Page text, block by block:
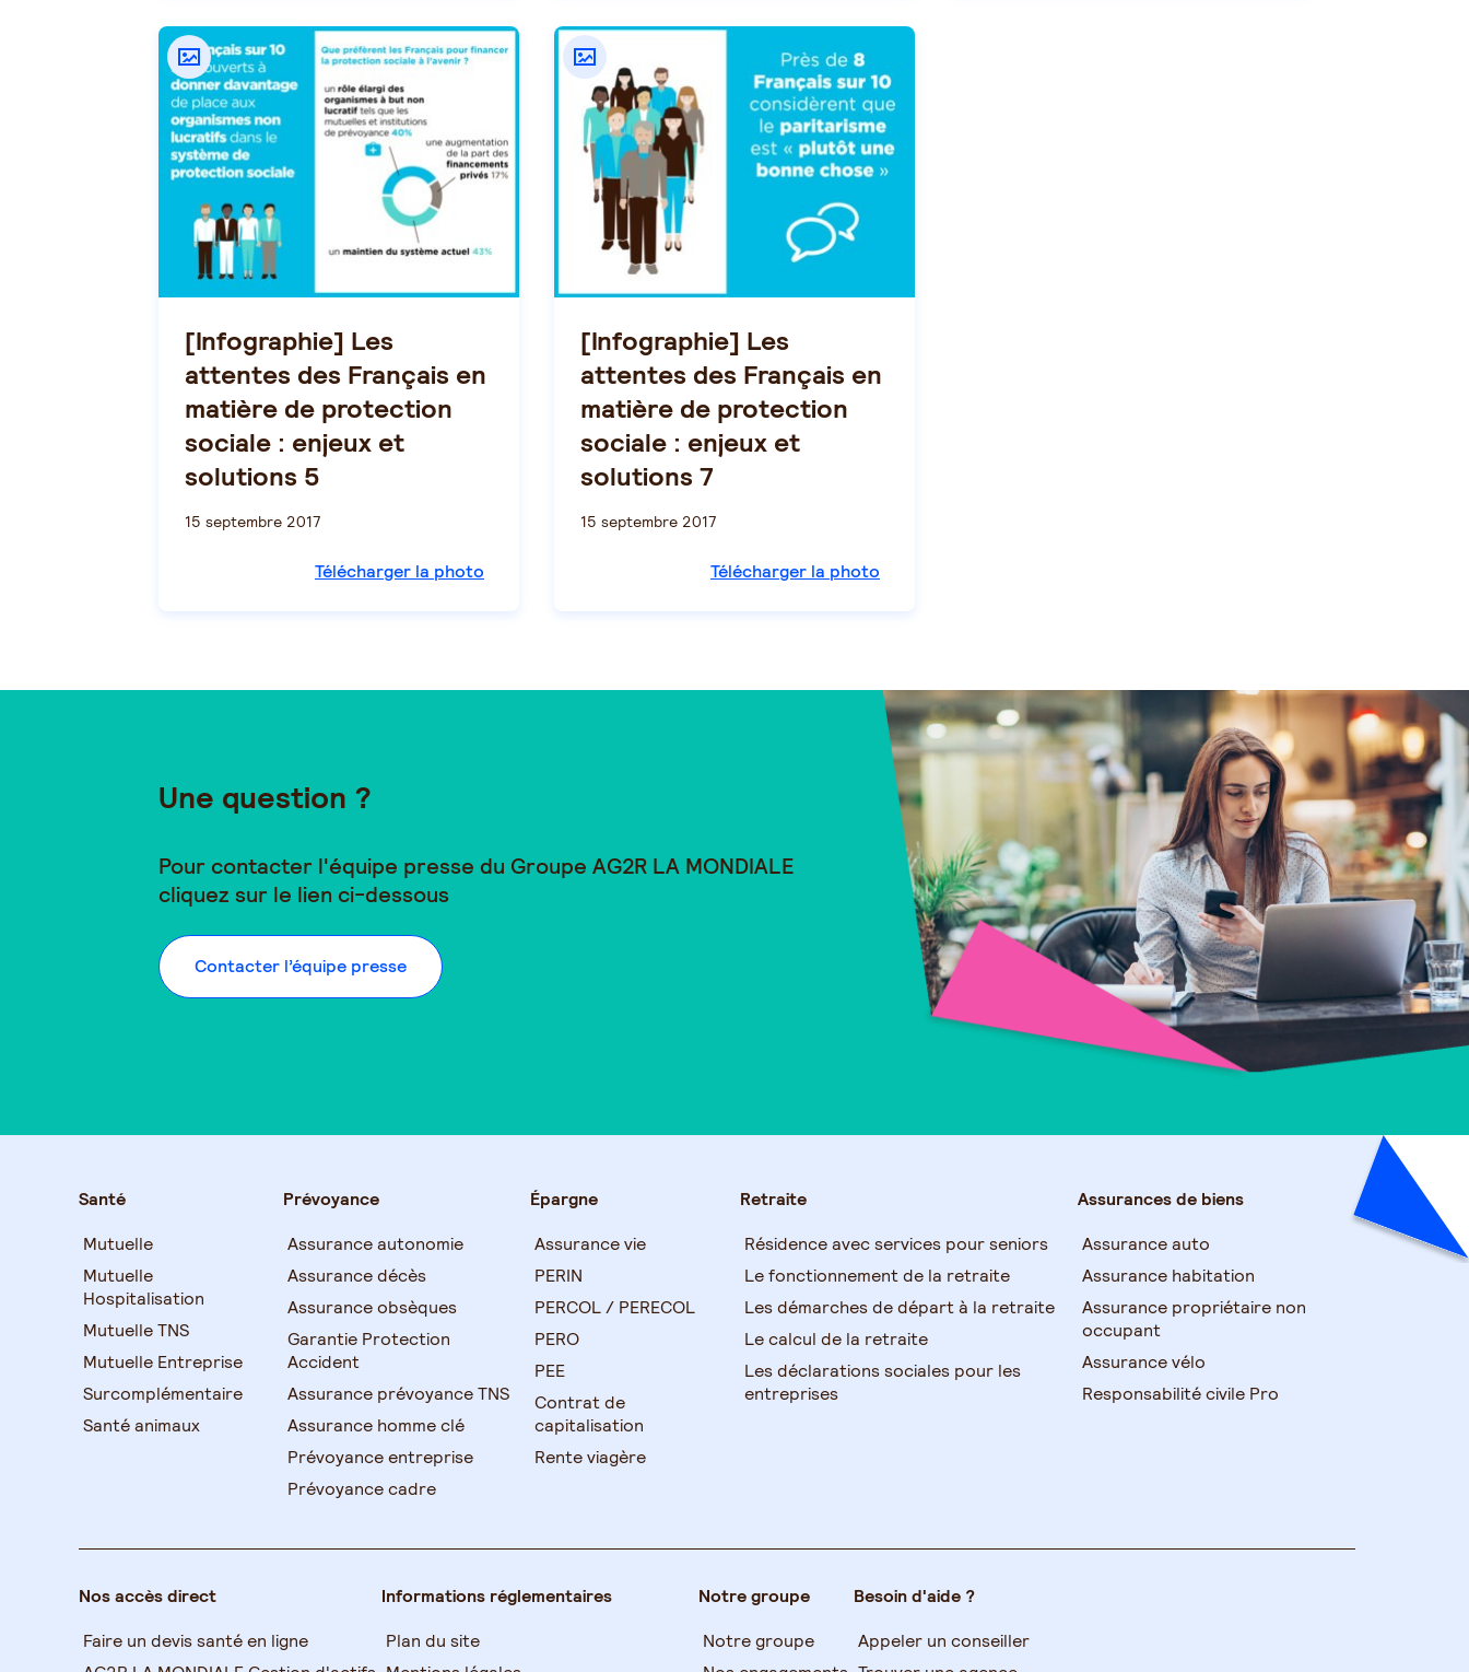
[Infographie] Les
attentes des Français en
matière de protection
sociale : enjeux et
solutions 5
15 septembre 2017
Télécharger la photo
[Infographie] Les
attentes des Français en
matière de protection
sociale : enjeux et
solutions 7
15 septembre 2017
Télécharger la photo
Une question ?
Pour contacter l'équipe presse du Groupe AG2R LA MONDIALE
cliquez sur le lien ci-dessous
Contacter l’équipe presse
Santé
Mutuelle
Mutuelle
Hospitalisation
Mutuelle TNS
Mutuelle Entreprise
Surcomplémentaire
Santé animaux
Prévoyance
Assurance autonomie
Assurance décès
Assurance obsèques
Garantie Protection
Accident
Assurance prévoyance TNS
Assurance homme clé
Prévoyance entreprise
Prévoyance cadre
Épargne
Assurance vie
PERIN
PERCOL / PERECOL
PERO
PEE
Contrat de
capitalisation
Rente viagère
Retraite
Résidence avec services pour seniors
Le fonctionnement de la retraite
Les démarches de départ à la retraite
Le calcul de la retraite
Les déclarations sociales pour les
entreprises
Assurances de biens
Assurance auto
Assurance habitation
Assurance propriétaire non
occupant
Assurance vélo
Responsabilité civile Pro
Nos accès direct
Faire un devis santé en ligne
Informations réglementaires
Plan du site
Notre groupe
Notre groupe
Besoin d'aide ?
Appeler un conseiller